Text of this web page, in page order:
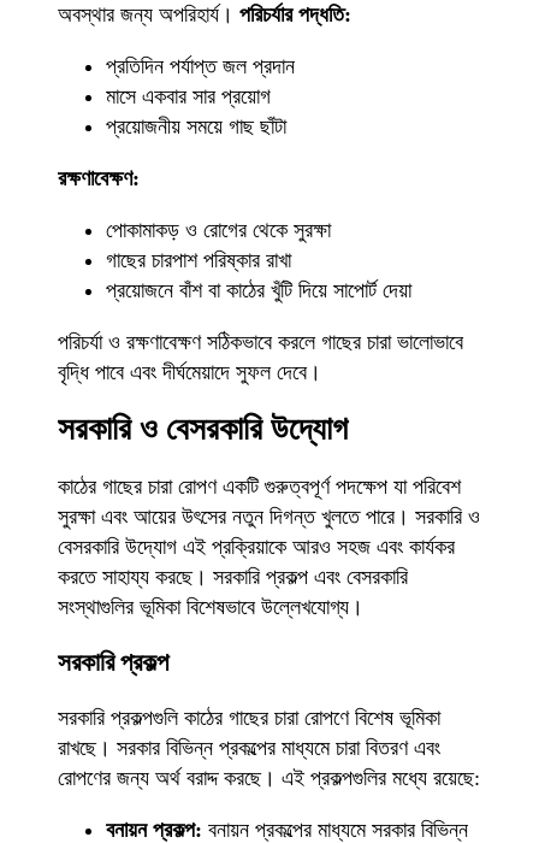
অবস্থার জন্য অপরিহার্য। পরিচর্যার পদ্ধতি:
প্রতিদিন পর্যাপ্ত জল প্রদান
মাসে একবার সার প্রয়োগ
প্রয়োজনীয় সময়ে গাছ ছাঁটা
রক্ষণাবেক্ষণ:
পোকামাকড় ও রোগের থেকে সুরক্ষা
গাছের চারপাশ পরিষ্কার রাখা
প্রয়োজনে বাঁশ বা কাঠের খুঁটি দিয়ে সাপোর্ট দেয়া
পরিচর্যা ও রক্ষণাবেক্ষণ সঠিকভাবে করলে গাছের চারা ভালোভাবে
বৃদ্ধি পাবে এবং দীর্ঘমেয়াদে সুফল দেবে।
সরকারি ও বেসরকারি উদ্যোগ
কাঠের গাছের চারা রোপণ একটি গুরুত্বপূর্ণ পদক্ষেপ যা পরিবেশ
সুরক্ষা এবং আয়ের উৎসের নতুন দিগন্ত খুলতে পারে। সরকারি ও
বেসরকারি উদ্যোগ এই প্রক্রিয়াকে আরও সহজ এবং কার্যকর
করতে সাহায্য করছে। সরকারি প্রকল্প এবং বেসরকারি
সংস্থাগুলির ভূমিকা বিশেষভাবে উল্লেখযোগ্য।
সরকারি প্রকল্প
সরকারি প্রকল্পগুলি কাঠের গাছের চারা রোপণে বিশেষ ভূমিকা
রাখছে। সরকার বিভিন্ন প্রকল্পের মাধ্যমে চারা বিতরণ এবং
রোপণের জন্য অর্থ বরাদ্দ করছে। এই প্রকল্পগুলির মধ্যে রয়েছে:
বনায়ন প্রকল্প: বনায়ন প্রকল্পের মাধ্যমে সরকার বিভিন্ন